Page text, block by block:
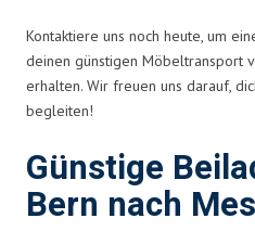
Kontaktiere uns noch heute, um
deinen günstigen Möbeltransport
erhalten. Wir freuen uns darauf,
begleiten!
Günstige
Bern nach